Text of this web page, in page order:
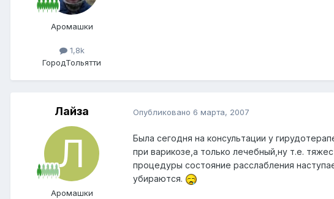
Аромашки
1,8k
ГородТольятти
Лайза
Аромашки
Опубликовано 6 марта, 2007
Была сегодня на консультации у
при варикозе,а только лечебный,ну т.е.
процедуры состояние расслабления
убираются.